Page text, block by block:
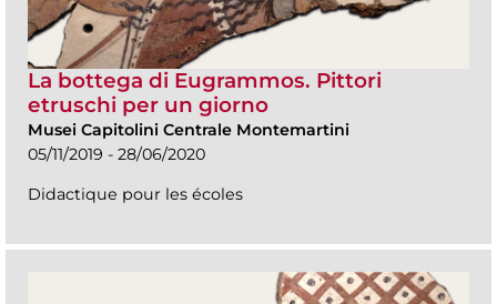
La bottega di Eugrammos. Pittori
etruschi per un giorno
Musei Capitolini Centrale Montemartini
05/11/2019 - 28/06/2020
Didactique pour les écoles